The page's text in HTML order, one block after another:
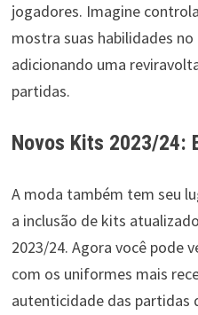
jogadores. Imagine
mostra suas habilidades
adicionando uma
partidas.
Novos Kits 2023/24:
A moda também tem seu
a inclusão de kits
2023/24. Agora você pode
com os uniformes mais
autenticidade das partidas